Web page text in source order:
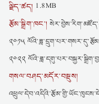
ལྗིད་ཚད། 1.8MB
རྩོམ་སྒྲིག་ཁང་།
༢༠༡༥
༢༠༢༢
གསལ་བཤད་མདོར་བསྡུས།